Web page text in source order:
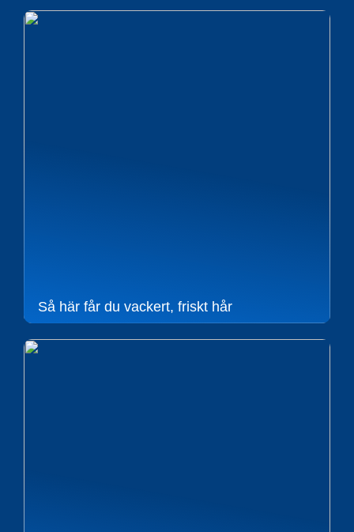
Så här får du vackert, friskt hår